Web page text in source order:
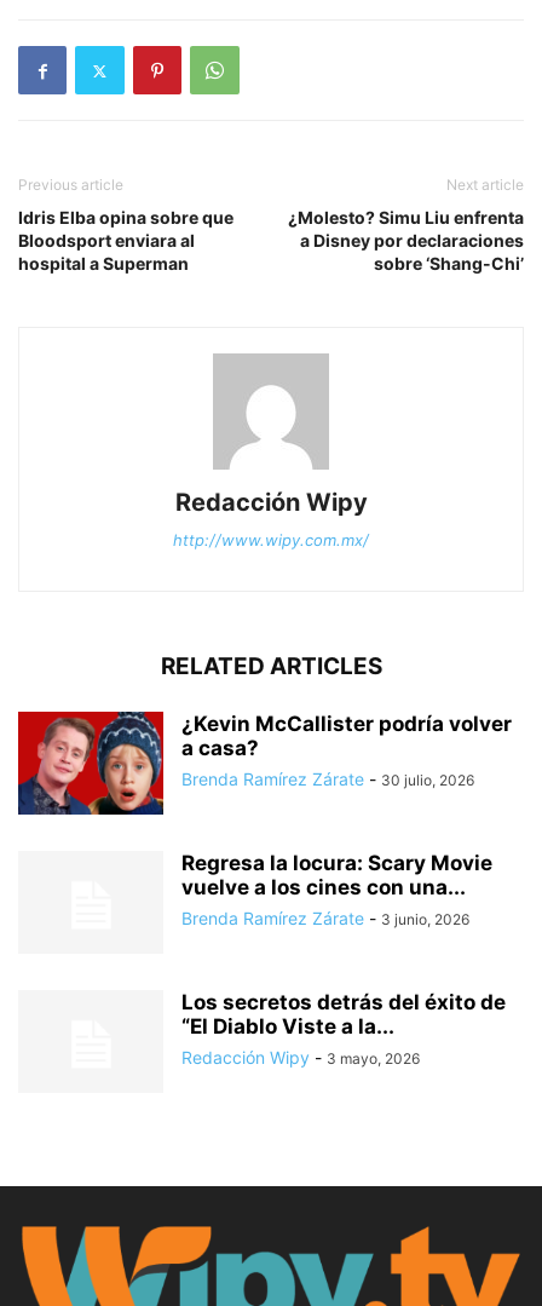
Previous article
Idris Elba opina sobre que
Bloodsport enviara al
hospital a Superman
Next article
¿Molesto? Simu Liu enfrenta
a Disney por declaraciones
sobre ‘Shang-Chi’
Redacción Wipy
http://www.wipy.com.mx/
RELATED ARTICLES
¿Kevin McCallister podría volver
a casa?
Brenda Ramírez Zárate - 30 julio, 2026
Regresa la locura: Scary Movie
vuelve a los cines con una...
Brenda Ramírez Zárate - 3 junio, 2026
Los secretos detrás del éxito de
“El Diablo Viste a la...
Redacción Wipy - 3 mayo, 2026